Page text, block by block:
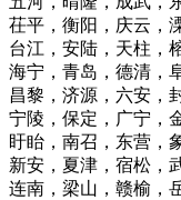
茌平，衡阳，庆云，
台江，安陆，天柱，
海宁，青岛，德清，
昌黎，济源，六安，
宁陵，保定，广宁，
盱眙，南召，东营，
新安，夏津，宿松，
连南，梁山，赣榆，